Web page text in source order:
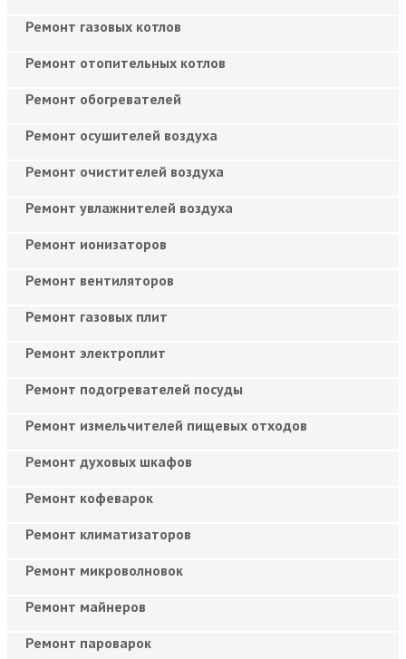
Ремонт газовых котлов
Ремонт отопительных котлов
Ремонт обогревателей
Ремонт осушителей воздуха
Ремонт очистителей воздуха
Ремонт увлажнителей воздуха
Ремонт ионизаторов
Ремонт вентиляторов
Ремонт газовых плит
Ремонт электроплит
Ремонт подогревателей посуды
Ремонт измельчителей пищевых отходов
Ремонт духовых шкафов
Ремонт кофеварок
Ремонт климатизаторов
Ремонт микроволновок
Ремонт майнеров
Ремонт пароварок